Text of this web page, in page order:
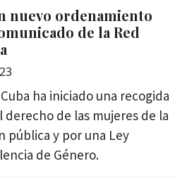
nuevo ordenamiento
de la Red
ha iniciado una recogida
derecho de las mujeres de la
pública y por una Ley
de Género.